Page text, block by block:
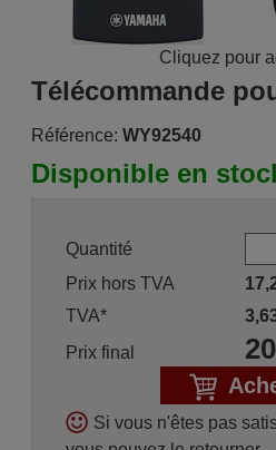
Cliquez pour
Télécommande
Référence: WY92540
Disponible en
Quantité
Prix hors TVA
TVA*
Prix final
Si vous n'êtes pas